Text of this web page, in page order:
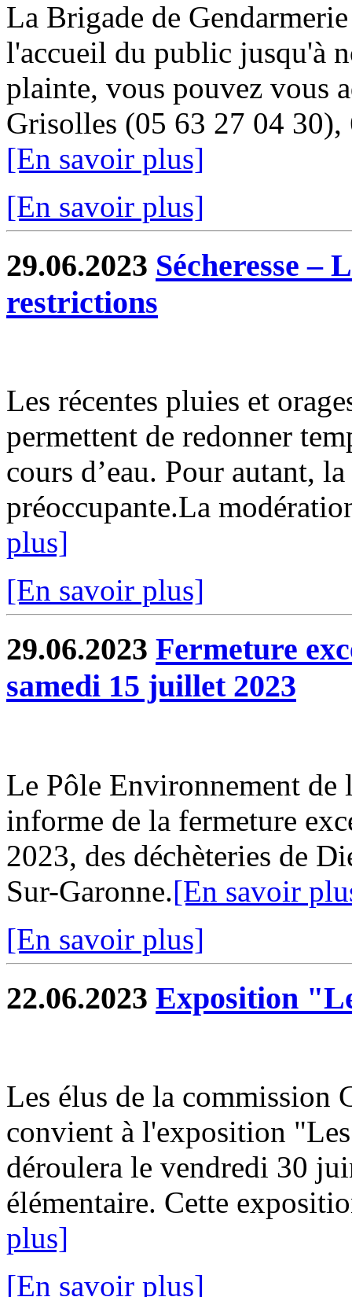
La Brigade de
l'accueil du public jusqu'à
plainte, vous pouvez vous
Grisolles (05 63 27 04
[En savoir plus]
[En savoir plus]
29.06.2023 Sécheresse –
restrictions
Les récentes pluies et
permettent de redonner
cours d’eau. Pour autant,
préoccupante.La
plus]
[En savoir plus]
29.06.2023 Fermeture
samedi 15 juillet 2023
Le Pôle Environnement de
informe de la fermeture
2023, des déchèteries de
Sur-Garonne.[En savoir
[En savoir plus]
22.06.2023 Exposition
Les élus de la commission
convient à l'exposition
déroulera le vendredi 30
élémentaire. Cette
plus]
[En savoir plus]